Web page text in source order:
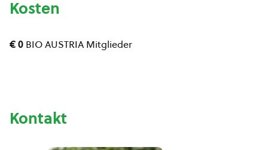
Kosten
€ 0 BIO AUSTRIA Mitglieder
Kontakt